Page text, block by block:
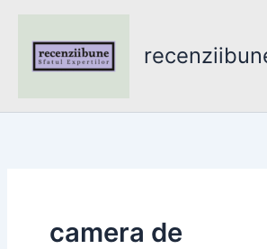
content
camera de